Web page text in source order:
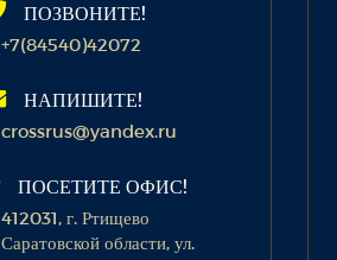
ПОЗВОНИТЕ!
+7(84540)42072
НАПИШИТЕ!
crossrus@yandex.ru
ПОСЕТИТЕ ОФИС!
412031, г. Ртищево
Саратовской области, ул.